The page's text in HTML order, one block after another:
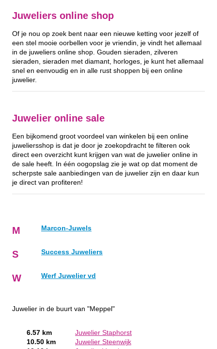
Juweliers online shop
Of je nou op zoek bent naar een nieuwe ketting voor jezelf of
een stel mooie oorbellen voor je vriendin, je vindt het allemaal
in de juweliers online shop. Gouden sieraden, zilveren
sieraden, sieraden met diamant, horloges, je kunt het allemaal
snel en eenvoudig en in alle rust shoppen bij een online
juwelier.
Juwelier online sale
Een bijkomend groot voordeel van winkelen bij een online
juweliersshop is dat je door je zoekopdracht te filteren ook
direct een overzicht kunt krijgen van wat de juwelier online in
de sale heeft. In één oogopslag zie je wat op dat moment de
scherpste sale aanbiedingen van de juwelier zijn en daar kun
je direct van profiteren!
M Marcon-Juwels
S Success Juweliers
W Werf Juwelier vd
Juwelier in de buurt van "Meppel"
6.57 km
Juwelier Staphorst
10.50 km
Juwelier Steenwijk